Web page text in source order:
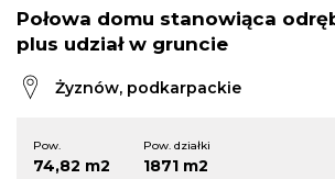
Połowa domu stanowiąca
plus udział w gruncie
Żyznów, podkarpackie
Pow.
74,82 m2
Pow. działki
1871 m2